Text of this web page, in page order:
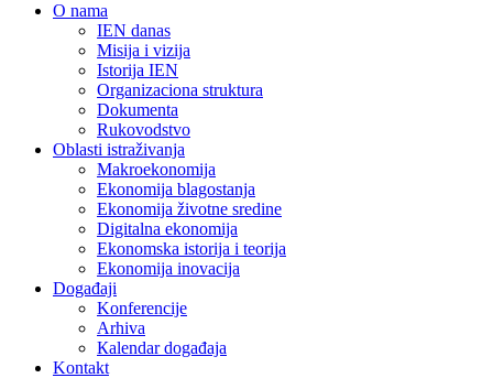
O nama
IEN danas
Misija i vizija
Istorija IEN
Organizaciona struktura
Dokumenta
Rukovodstvo
Oblasti istraživanja
Makroekonomija
Ekonomija blagostanja
Ekonomija životne sredine
Digitalna ekonomija
Ekonomska istorija i teorija
Ekonomija inovacija
Događaji
Konferencije
Arhiva
Кalendar događaja
Kontakt